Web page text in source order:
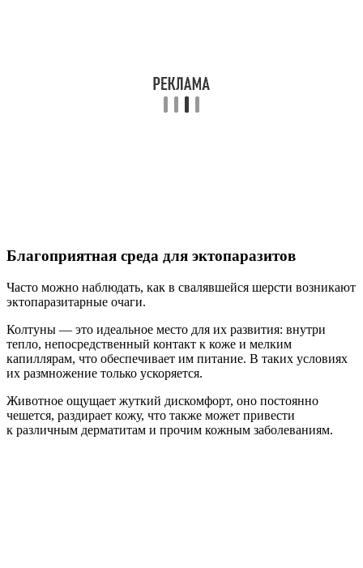
Благоприятная среда для эктопаразитов
Часто можно наблюдать, как в свалявшейся шерсти возникают
эктопаразитарные очаги.
Колтуны — это идеальное место для их развития: внутри
тепло, непосредственный контакт к коже и мелким
капиллярам, что обеспечивает им питание. В таких условиях
их размножение только ускоряется.
Животное ощущает жуткий дискомфорт, оно постоянно
чешется, раздирает кожу, что также может привести
к различным дерматитам и прочим кожным заболеваниям.